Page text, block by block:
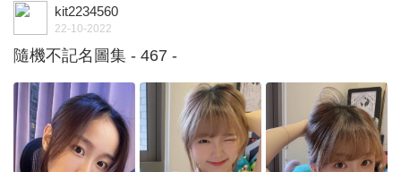
kit2234560
22-10-2022
隨機不記名圖集 - 467 -